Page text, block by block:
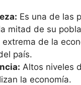
Es una de las
mitad de su
extrema de la
país.
Altos niveles
la economía.